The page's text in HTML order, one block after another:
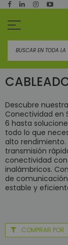
al
Descubre
Conectividad en
6 hasta
todo lo que
alto
transmisión
conectividad
inalámbricos.
de
estable y
COMPRAR POR